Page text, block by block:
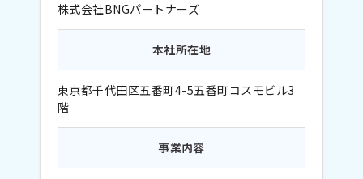
株式会社BNGパートナーズ
本社所在地
東京都千代田区五番町4-5五番町コスモビル3
階
事業内容